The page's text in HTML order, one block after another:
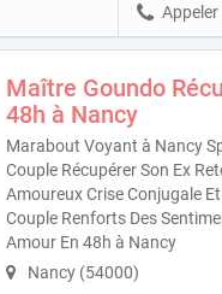
Appeler
Maître Goundo
48h à Nancy
Marabout Voyant à Nancy
Couple Récupérer Son Ex
Amoureux Crise Conjugale
Couple Renforts Des
Amour En 48h à Nancy
Nancy (54000)